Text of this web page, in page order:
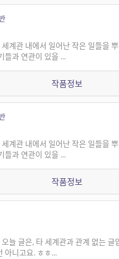
세계관 내에서 일어난 작은 일들을
들과 연관이 있을 ...
작품정보
세계관 내에서 일어난 작은 일들을
들과 연관이 있을 ...
작품정보
오늘 글은, 타 세계관과 관계 없는 글
아니고요. ㅎㅎ...